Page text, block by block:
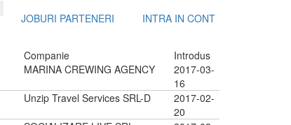
JOBURI PARTENERI INTRA IN CONT
Companie
Introdus
MARINA CREWING AGENCY
2017-03-
16
Unzip Travel Services SRL-D
2017-02-
20